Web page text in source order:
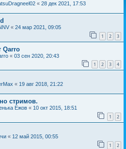
« 28 дек 2021, 17:53
« 24 мар 2021, 09:05
1 2 3
Qarro
« 03 сен 2020, 20:43
1 2 3 4
« 19 авг 2018, 21:22
стримов.
Ежов « 10 окт 2015, 18:51
1 2
« 12 май 2015, 00:55
1 2